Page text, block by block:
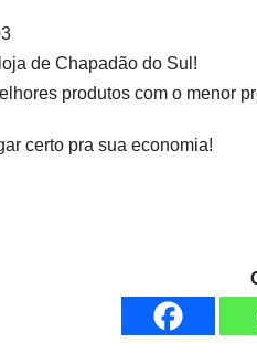
de Chapadão do Sul!
produtos com o menor
certo pra sua economia!